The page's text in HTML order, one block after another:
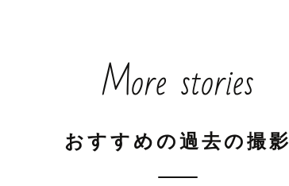
More stories
おすすめの過去の撮影